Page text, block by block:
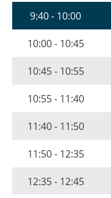
9:40 - 10:00
10:00 - 10:45
10:45 - 10:55
10:55 - 11:40
11:40 - 11:50
11:50 - 12:35
12:35 - 12:45